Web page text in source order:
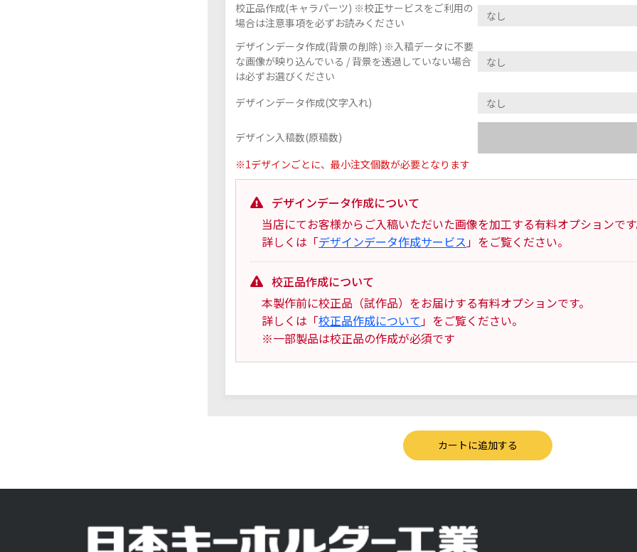
校正品作成(キャラパーツ) ※校正サービスをご利用の
場合は注意事項を必ずお読みください
デザインデータ作成(背景の削除) ※入稿データに不要
な画像が映り込んでいる / 背景を透過していない場合
は必ずお選びください
デザインデータ作成(文字入れ)
デザイン入稿数(原稿数)
※1デザインごとに、最小注文個数が必要となります
デザインデータ作成について
当店にてお客様からご入稿いただいた画像を加工する有料オプションで
詳しくは「デザインデータ作成サービス 」をご覧ください。
校正品作成について
本製作前に校正品（試作品）をお届けする有料オプションです。
詳しくは「校正品作成について 」をご覧ください。
※一部製品は校正品の作成が必須です